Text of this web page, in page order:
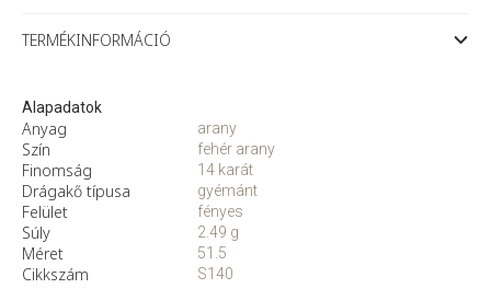
TERMÉKINFORMÁCIÓ
Alapadatok
Anyag
Szín
Finomság
Drágakő típusa
Felület
Súly
Méret
Cikkszám
arany
fehér arany
14 karát
gyémánt
fényes
2.49 g
51.5
S140